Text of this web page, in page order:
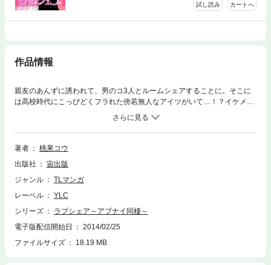
試し読み カートへ
作品情報
親友のあんずに誘われて、男のコ3人とルームシェアすることに。そこに
は高校時代にこっぴどくフラれた傍若無人なアイツがいて…！？イケメン
だろーがおぼっちゃまだろーが、もう昔みたいにヤラれっぱなしじゃいな
いんだから！イマドキ男女5人のラブH模様♪
著者
桃果コウ
出版社
宙出版
ジャンル
TLマンガ
レーベル
YLC
シリーズ
ラブシェア～アブナイ同棲～
電子版配信開始日
2014/02/25
ファイルサイズ
18.19 MB